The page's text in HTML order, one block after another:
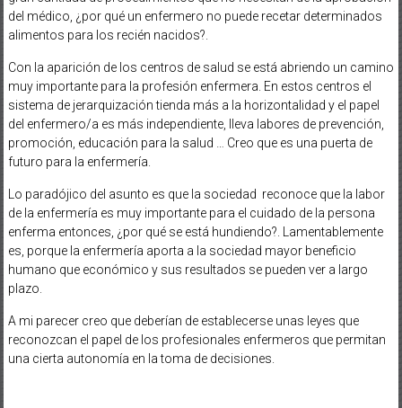
del médico, ¿por qué un enfermero no puede recetar determinados
alimentos para los recién nacidos?.
Con la aparición de los centros de salud se está abriendo un camino
muy importante para la profesión enfermera. En estos centros el
sistema de jerarquización tienda más a la horizontalidad y el papel
del enfermero/a es más independiente, lleva labores de prevención,
promoción, educación para la salud … Creo que es una puerta de
futuro para la enfermería.
Lo paradójico del asunto es que la sociedad reconoce que la labor
de la enfermería es muy importante para el cuidado de la persona
enferma entonces, ¿por qué se está hundiendo?. Lamentablemente
es, porque la enfermería aporta a la sociedad mayor beneficio
humano que económico y sus resultados se pueden ver a largo
plazo.
A mi parecer creo que deberían de establecerse unas leyes que
reconozcan el papel de los profesionales enfermeros que permitan
una cierta autonomía en la toma de decisiones.